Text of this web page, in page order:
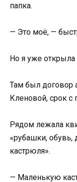
папка.
— Это моё, —
Но я уже открыла
Там был договор
Кленовой, срок с
Рядом лежала
«рубашки, обувь,
кастрюля».
— Маленькую